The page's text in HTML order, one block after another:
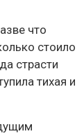
что
стоило
страсти
тихая и